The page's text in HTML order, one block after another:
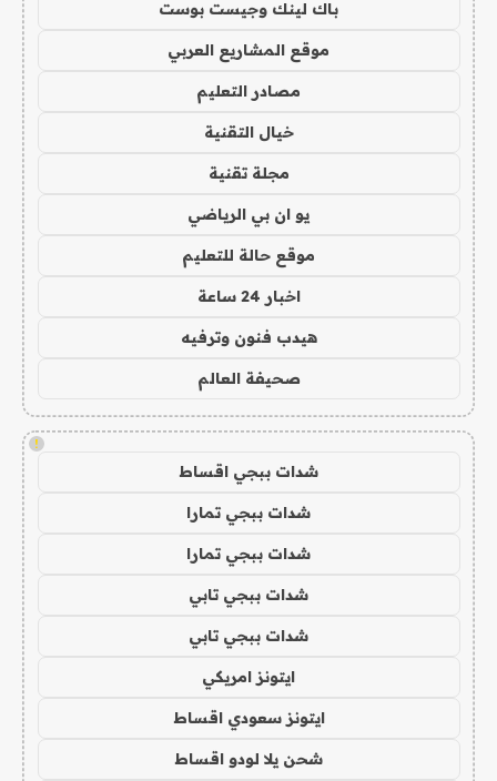
باك لينك وجيست بوست
موقع المشاريع العربي
مصادر التعليم
خيال التقنية
مجلة تقنية
يو ان بي الرياضي
موقع حالة للتعليم
اخبار 24 ساعة
هيدب فنون وترفيه
صحيفة العالم
!
شدات ببجي اقساط
شدات ببجي تمارا
شدات ببجي تمارا
شدات ببجي تابي
شدات ببجي تابي
ايتونز امريكي
ايتونز سعودي اقساط
شحن يلا لودو اقساط